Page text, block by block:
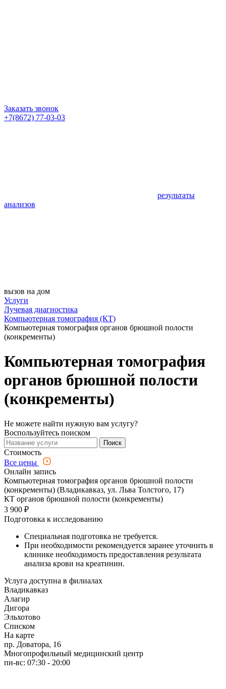
Заказать звонок
+7(8672) 77-03-03
результаты
анализов
вызов на дом
Услуги
Лучевая диагностика
Компьютерная томография (КТ)
Компьютерная томография органов брюшной полости
(конкременты)
Компьютерная томография
органов брюшной полости
(конкременты)
Не можете найти нужную вам услугу?
Воспользуйтесь поиском
Поиск
Стоимость
Все цены
Онлайн запись
Компьютерная томография органов брюшной полости
(конкременты) (Владикавказ, ул. Льва Толстого, 17)
КТ органов брюшной полости (конкременты)
3 900 ₽
Подготовка к исследованию
Специальная подготовка не требуется.
При необходимости рекомендуется заранее уточнить в
клинике необходимость предоставления результата
анализа крови на креатинин.
Услуга доступна в филиалах
Владикавказ
Алагир
Дигора
Эльхотово
Списком
На карте
пр. Доватора, 16
Многопрофильный медицинский центр
пн-вс: 07:30 - 20:00